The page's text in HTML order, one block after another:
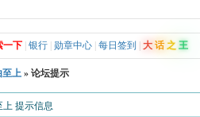
一下 银行 勋章中心 每日签到 大 话 之 王
至上 » 论坛提示
上 提示信息